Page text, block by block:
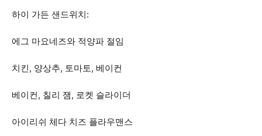
하이 가든 샌드위치:
에그 마요네즈와 적양파 절임
치킨, 양상추, 토마토, 베이컨
베이컨, 칠리 잼, 로켓 슬라이더
아이리쉬 체다 치즈 플라우맨스